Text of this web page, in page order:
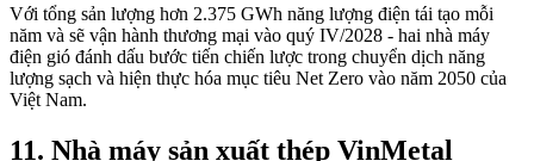
Với tổng sản lượng hơn 2.375 GWh năng lượng điện tái tạo mỗi
năm và sẽ vận hành thương mại vào quý IV/2028 - hai nhà máy
điện gió đánh dấu bước tiến chiến lược trong chuyển dịch năng
lượng sạch và hiện thực hóa mục tiêu Net Zero vào năm 2050 của
Việt Nam.
11. Nhà máy sản xuất thép VinMetal